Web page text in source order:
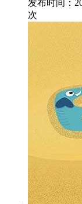
发布时间：
次